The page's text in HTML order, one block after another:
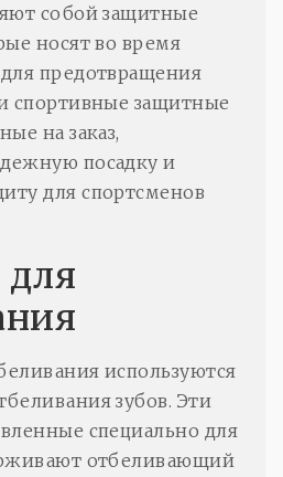
собой защитные
носят во время
предотвращения
спортивные защитные
на заказ,
посадку и
для спортсменов
используются
зубов. Эти
специально для
отбеливающий